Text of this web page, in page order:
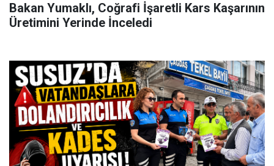
Bakan Yumaklı, Coğrafi İşaretli Kars Kaşarının
Üretimini Yerinde İnceledi